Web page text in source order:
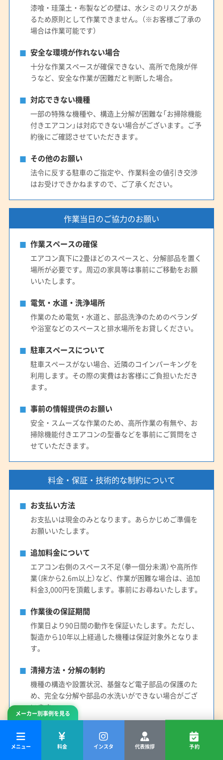
メーカー別事例を見る
メニュー 料金 インスタ 代表挨拶 予約
漆喰・珪藻土・布製などの壁は、水シミのリスクがあ
るため原則として作業できません。（※お客様ご了承の
場合は作業可能です）
安全な環境が作れない場合
十分な作業スペースが確保できない、高所で危険が伴
うなど、安全な作業が困難だと判断した場合。
対応できない機種
一部の特殊な機種や、構造上分解が困難な「お掃除機能
付きエアコン」は対応できない場合がございます。ご予
約後にご確認させていただきます。
その他のお願い
法令に反する駐車のご指定や、作業料金の値引き交渉
はお受けできかねますので、ご了承ください。
作業当日のご協力のお願い
作業スペースの確保
エアコン真下に2畳ほどのスペースと、分解部品を置く
場所が必要です。周辺の家具等は事前にご移動をお願
いいたします。
電気・水道・洗浄場所
作業のため電気・水道と、部品洗浄のためのベランダ
や浴室などのスペースと排水場所をお貸しください。
駐車スペースについて
駐車スペースがない場合、近隣のコインパーキングを
利用します。その際の実費はお客様にご負担いただき
ます。
事前の情報提供のお願い
安全・スムーズな作業のため、高所作業の有無や、お
掃除機能付きエアコンの型番などを事前にご質問をさ
せていただきます。
料金・保証・技術的な制約について
お支払い方法
お支払いは現金のみとなります。あらかじめご準備を
お願いいたします。
追加料金について
エアコン右側のスペース不足（拳一個分未満）や高所作
業（床から2.6m以上）など、作業が困難な場合は、追加
料金3,000円を頂戴します。事前にお尋ねいたします。
作業後の保証期間
作業日より90日間の動作を保証いたします。ただし、
製造から10年以上経過した機種は保証対象外となりま
す。
清掃方法・分解の制約
機種の構造や設置状況、基盤など電子部品の保護のた
め、完全な分解や部品の水洗いができない場合がござ
います。